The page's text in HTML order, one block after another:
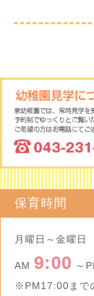
保育時間
月曜日～金曜日
AM 9:00 ～
※PM17:00まで